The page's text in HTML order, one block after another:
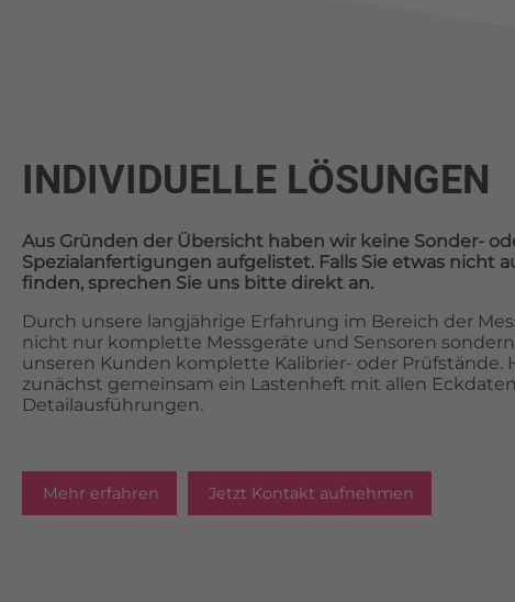
INDIVIDUELLE LÖSUNGEN
Aus Gründen der Übersicht haben wir keine Sonder-
Spezialanfertigungen aufgelistet. Falls Sie etwas nicht
finden, sprechen Sie uns bitte direkt an.
Durch unsere langjährige Erfahrung im Bereich der
nicht nur komplette Messgeräte und Sensoren
unseren Kunden komplette Kalibrier- oder Prüfstände.
zunächst gemeinsam ein Lastenheft mit allen
Detailausführungen.
Mehr erfahren Jetzt Kontakt aufnehmen